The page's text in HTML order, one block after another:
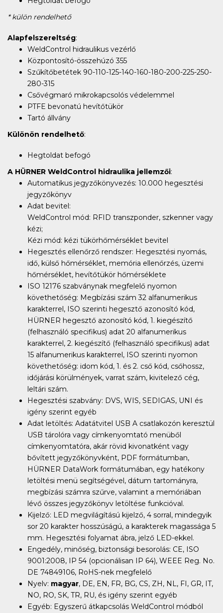
* külön rendelhető
Alapfelszereltség:
WeldControl hidraulikus vezérlő
Központosító-összehúzó 355
Szűkítőbetétek 90-110-125-140-160-180-200-225-250-
280-315
Csővégmaró mikrokapcsolós védelemmel
PTFE bevonatú hevítőtükör
Tartó állvány
Különön rendelhető:
Hegtoldat befogó
A HÜRNER WeldControl hidraulika jellemzői:
Automatikus jegyzőkönyvezés: 10.000 hegesztési
jegyzőkönyv
Adat bevitel:
WeldControl mód: RFID transzponder, szkenner vagy
kézi;
Kézi mód: kézi tükörhőmérséklet bevitel
Hegesztés ellenőrző rendszer: Hegesztési nyomás,
idő, külső hőmérséklet, memória ellenőrzés, üzemi
hőmérséklet, hevítőtükör hőmérséklete
ISO 12176 szabványnak megfelelő nyomon
követhetőség: Megbízási szám 32 alfanumerikus
karakterrel, ISO szerinti hegesztő azonosító kód,
HÜRNER hegesztő azonosító kód, 1. kiegészítő
(felhasználó specifikus) adat 20 alfanumerikus
karakterrel, 2. kiegészítő (felhasználó specifikus) adat
15 alfanumerikus karakterrel, ISO szerinti nyomon
követhetőség: idom kód, 1. és 2. cső kód, csőhossz,
időjárási körülmények, varrat szám, kivitelező cég,
leltári szám.
Hegesztési szabvány: DVS, WIS, SEDIGAS, UNI és
igény szerint egyéb
Adat letöltés: Adatátvitel USB A csatlakozón keresztül
USB tárolóra vagy címkenyomtató menüből
címkenyomtatóra, akár rövid kivonatként vagy
bővített jegyzőkönyvként, PDF formátumban,
HÜRNER DataWork formátumában, egy hatékony
letöltési menü segítségével, dátum tartományra,
megbízási számra szűrve, valamint a memóriában
lévő összes jegyzőkönyv letöltése funkcióval.
Kijelző: LED megvilágítású kijelző, 4 sorral, mindegyik
sor 20 karakter hosszúságú, a karakterek magassága 5
mm. Hegesztési folyamat ábra, jelző LED-ekkel.
Engedély, minőség, biztonsági besorolás: CE, ISO
9001:2008, IP 54 (opcionálisan IP 64), WEEE Reg. No.
DE 74849106, RoHS-nek megfelelő
Nyelv: magyar, DE, EN, FR, BG, CS, ZH, NL, FI, GR, IT,
NO, RO, SK, TR, RU, és igény szerint egyéb
Egyéb: Egyszerű átkapcsolás WeldControl módból